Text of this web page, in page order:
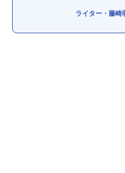
ライター・藤崎